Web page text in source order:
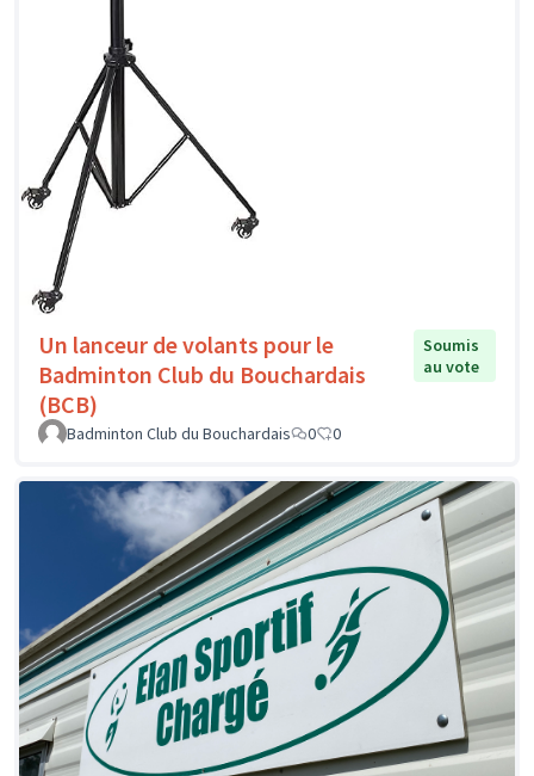
Un lanceur de volants pour le
Badminton Club du Bouchardais
(BCB)
Soumis
au vote
Badminton Club du Bouchardais 0 0